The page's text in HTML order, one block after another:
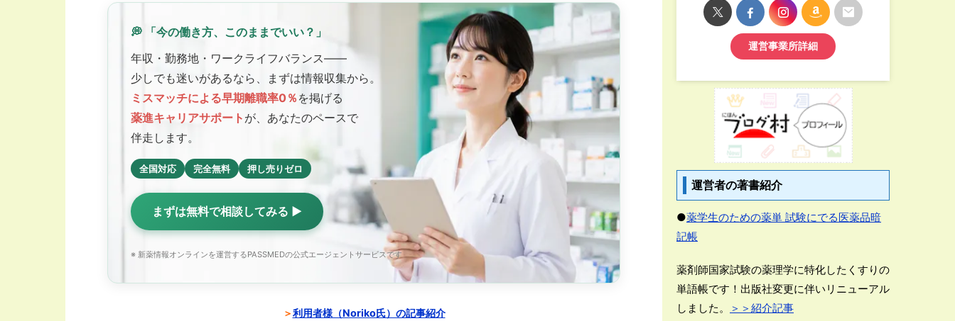
💭 「今の働き方、このままでいい？」
年収・勤務地・ワークライフバランス——
少しでも迷いがあるなら、まずは情報収集から。
ミスマッチによる早期離職率0％ を掲げる
薬進キャリアサポート が、あなたのペースで
伴走します。
全国対応 完全無料 押し売りゼロ
まずは無料で相談してみる ▶
※ 新薬情報オンラインを運営するPASSMEDの公式エージェントサービスです
＞利用者様（Noriko氏）の記事紹介
運営事業所詳細
運営者の著書紹介
●薬学生のための薬単 試験にでる医薬品暗
記帳
薬剤師国家試験の薬理学に特化したくすりの
単語帳です！出版社変更に伴いリニューアル
しました。
＞＞紹介記事